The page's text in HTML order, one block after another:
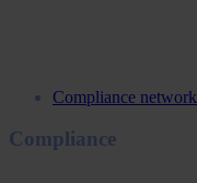
Compliance network
Compliance